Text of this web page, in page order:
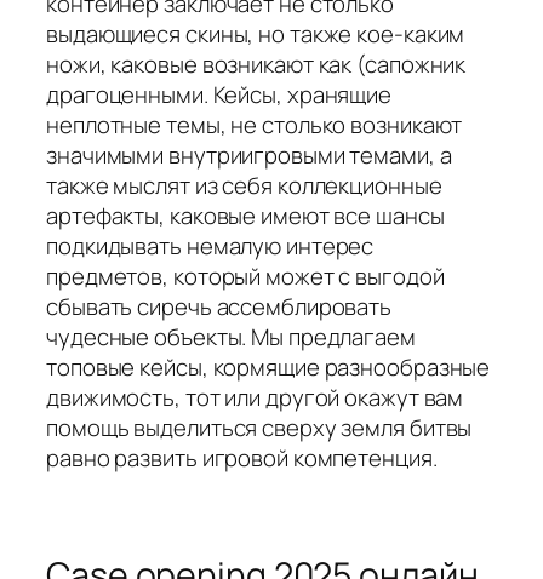
выдающиеся скины, но также кое-каким
ножи, каковые возникают как (сапожник
драгоценными. Кейсы, хранящие
неплотные темы, не столько возникают
значимыми внутриигровыми темами, а
также мыслят из себя коллекционные
артефакты, каковые имеют все шансы
подкидывать немалую интерес
предметов, который может с выгодой
сбывать сиречь ассемблировать
чудесные объекты. Мы предлагаем
топовые кейсы, кормящие разнообразные
движимость, тот или другой окажут вам
помощь выделиться сверху земля битвы
равно развить игровой компетенция.